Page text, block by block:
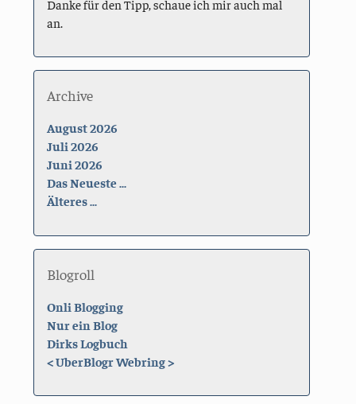
Danke für den Tipp, schaue ich mir auch mal
an.
Archive
August 2026
Juli 2026
Juni 2026
Das Neueste ...
Älteres ...
Blogroll
Onli Blogging
Nur ein Blog
Dirks Logbuch
<UberBlogr Webring>